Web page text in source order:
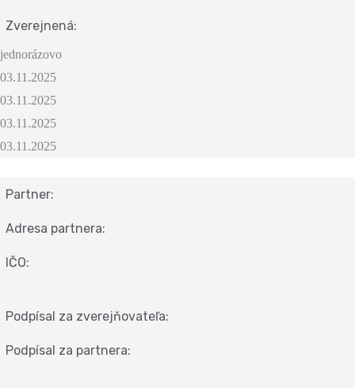
Zverejnená:
jednorázovo
03.11.2025
03.11.2025
03.11.2025
03.11.2025
Partner:
Adresa partnera:
IČO:
Podpísal za zverejňovateľa:
Podpísal za partnera: